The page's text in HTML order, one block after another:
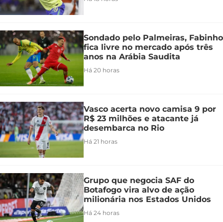
Sondado pelo Palmeiras, Fabinho
fica livre no mercado após três
anos na Arábia Saudita
Há 20 horas
Vasco acerta novo camisa 9 por
R$ 23 milhões e atacante já
desembarca no Rio
Há 21 horas
Grupo que negocia SAF do
Botafogo vira alvo de ação
milionária nos Estados Unidos
Há 24 horas